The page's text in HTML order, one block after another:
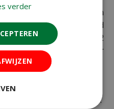
veilig bij u thuis te laten
van PostNL. De levertijd
tussen de 1 en 2
geldt zowel voor
verzenden wij gratis.
verder